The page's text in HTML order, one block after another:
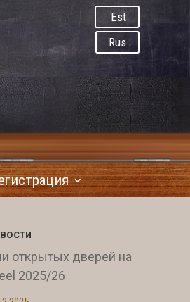
Est
Rus
открытых дверей на
2025/26